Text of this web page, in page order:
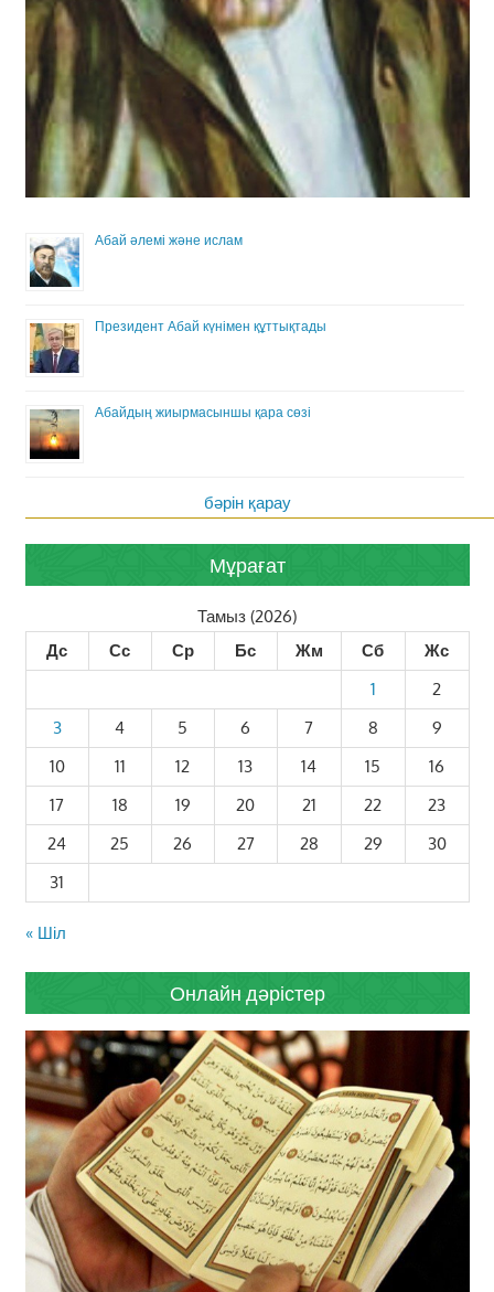
Абай әлемі және ислам
Президент Абай күнімен құттықтады
Абайдың жиырмасыншы қара сөзі
бәрін қарау
Мұрағат
Тамыз (2026)
Дс
Сс Ср Бс Жм Сб
Жс
1
2
3
4 5 6 7 8
9
10
11 12 13 14 15
16
17
18 19 20 21 22
23
24
25 26 27 28 29
30
31
« Шіл
Онлайн дәрістер